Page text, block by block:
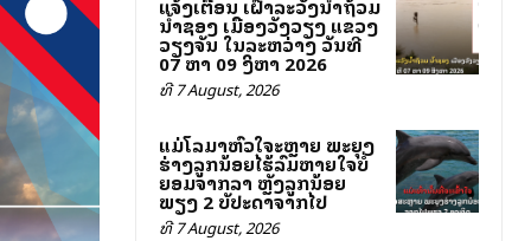
ແຈ້ງເຕືອນ ເຝົ້າລະວັງນ້ຳຖ້ວມ
ນ້ຳຊອງ ເມືອງວັງວຽງ ແຂວງ
ວຽງຈັນ ໃນລະຫວ່າງ ວັນທີ
07 ຫາ 09 ສິງຫາ 2026
ທີ 7 August, 2026
ແມ່ໂລມາຫົວໃຈສະຫຼາຍ ພະຍຸງ
ຮ່າງລູກນ້ອຍໄຮ້ລົມຫາຍໃຈບໍ່
ຍອມຈາກລາ ຫຼັງລູກນ້ອຍ
ພຽງ 2 ສັບປະດາຈາກໄປ
ທີ 7 August, 2026